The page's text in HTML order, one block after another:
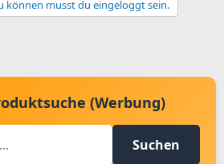
können musst du eingeloggt sein.
(Werbung)
Suchen